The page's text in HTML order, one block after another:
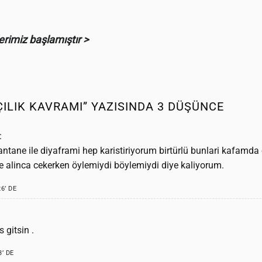
başlamıştır >
KAVRAMI” YAZISINDA 3 DÜŞÜNCE
ile diyaframi hep karistiriyorum birtürlü bunlari
alinca cekerken öylemiydi böylemiydi diye kaliyorum.
DE
gitsin .
DE